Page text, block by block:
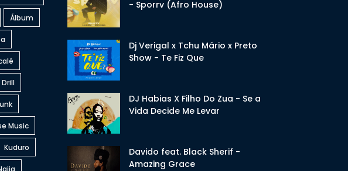
Álbum
Drill
Music
Kuduro
- Sporrv (Afro House)
Dj Verigal x Tchu Mário x Preto
Show - Te Fiz Que
DJ Habias X Filho Do Zua - Se a
Vida Decide Me Levar
Davido feat. Black Sherif -
Amazing Grace